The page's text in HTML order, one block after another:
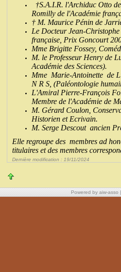
†S.A.I.R. l'Archiduc Otto
Romilly de l'Académie
† M. Maurice Pénin de
Le Docteur Jean-
française, Prix Goncourt
Mme Brigitte Fossey,
M. le Professeur Henry de
Académie des Sciences).
Mme Marie-Antoinette de
N R S, (Paléontologie
L'Amiral Pierre-François
Membre de l'Académie de
M. Gérard Coulon,
Historien et Ecrivain.
M. Serge Descout ancien
Elle regroupe des membres ad
titulaires et des membres
Dernière modification : 19/11/2024
Powered by aiw-asso